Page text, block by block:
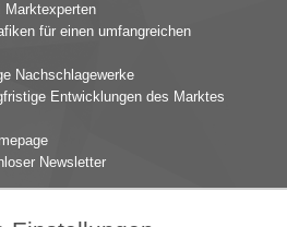
Marktexperten
für einen umfangreichen
Nachschlagewerke
Entwicklungen des Marktes
Newsletter